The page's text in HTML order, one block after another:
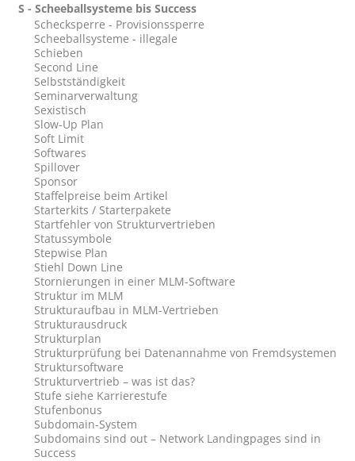
S - Scheeballsysteme bis Success
Schecksperre - Provisionssperre
Scheeballsysteme - illegale
Schieben
Second Line
Selbstständigkeit
Seminarverwaltung
Sexistisch
Slow-Up Plan
Soft Limit
Softwares
Spillover
Sponsor
Staffelpreise beim Artikel
Starterkits / Starterpakete
Startfehler von Strukturvertrieben
Statussymbole
Stepwise Plan
Stiehl Down Line
Stornierungen in einer MLM-Software
Struktur im MLM
Strukturaufbau in MLM-Vertrieben
Strukturausdruck
Strukturplan
Strukturprüfung bei Datenannahme von Fremdsystemen
Struktursoftware
Strukturvertrieb – was ist das?
Stufe siehe Karrierestufe
Stufenbonus
Subdomain-System
Subdomains sind out – Network Landingpages sind in
Success